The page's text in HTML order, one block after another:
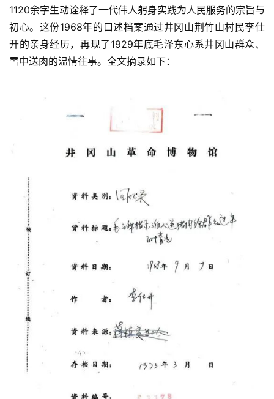
1120余字生动诠释了一代伟人躬身实践为人民服务的宗旨与
初心。这份1968年的口述档案通过井冈山荆竹山村民李仕
开的亲身经历，再现了1929年底毛泽东心系井冈山群众、
雪中送肉的温情往事。全文摘录如下：